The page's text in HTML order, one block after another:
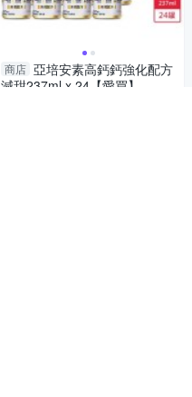
商店 亞培安素高鈣鈣強化配方
減甜237ml x 24【愛買】